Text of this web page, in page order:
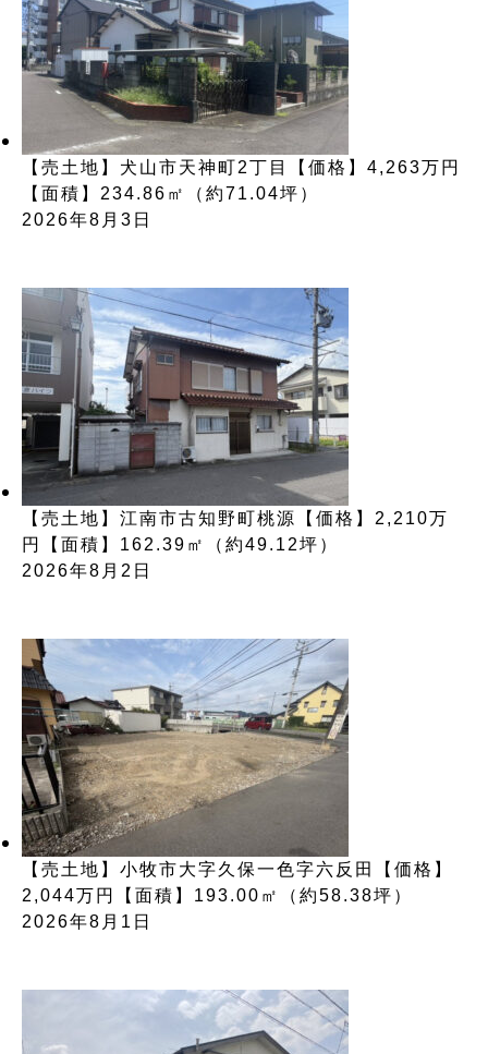
【売土地】犬山市天神町2丁目【価格】4,263万円
【面積】234.86㎡（約71.04坪）
2026年8月3日
【売土地】江南市古知野町桃源【価格】2,210万
円【面積】162.39㎡（約49.12坪）
2026年8月2日
【売土地】小牧市大字久保一色字六反田【価格】
2,044万円【面積】193.00㎡（約58.38坪）
2026年8月1日